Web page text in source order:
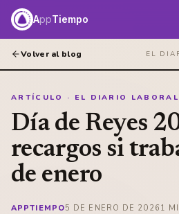
AppTiempo
Volver al blog EL
ARTÍCULO · EL DIARIO LABORAL
Día de Reyes
recargos si
de enero
APPTIEMPO5 DE ENERO DE 2026 1